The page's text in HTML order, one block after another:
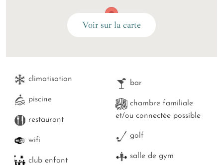
climatisation
piscine
restaurant
wifi
club enfant
bar
chambre familiale
et/ou connectée possible
golf
salle de gym